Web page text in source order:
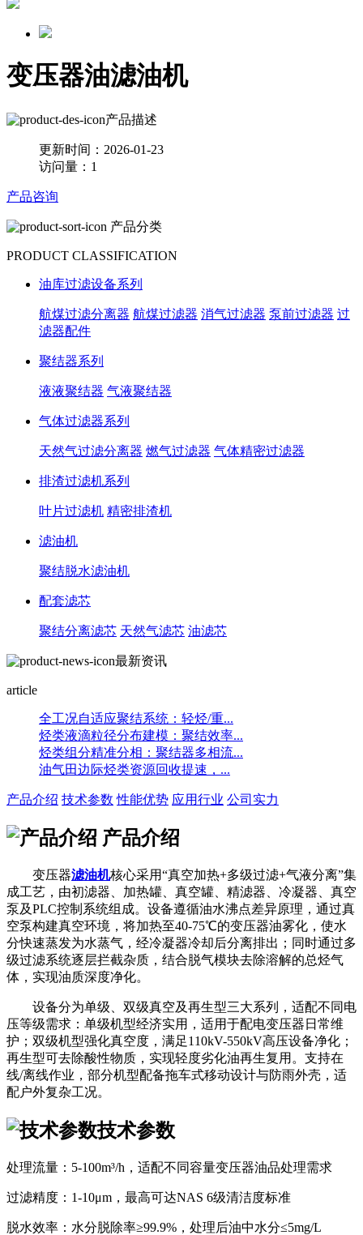
变压器油滤油机
产品描述
更新时间：2026-01-23
访问量：1
产品咨询
产品分类
PRODUCT CLASSIFICATION
油库过滤设备系列
航煤过滤分离器 航煤过滤器 消气过滤器 泵前过滤器 过
滤器配件
聚结器系列
液液聚结器 气液聚结器
气体过滤器系列
天然气过滤分离器 燃气过滤器 气体精密过滤器
排渣过滤机系列
叶片过滤机 精密排渣机
滤油机
聚结脱水滤油机
配套滤芯
聚结分离滤芯 天然气滤芯 油滤芯
最新资讯
article
全工况自适应聚结系统：轻烃/重...
烃类液滴粒径分布建模：聚结效率...
烃类组分精准分相：聚结器多相流...
油气田边际烃类资源回收提速，...
产品介绍 技术参数 性能优势 应用行业 公司实力
产品介绍
变压器滤油机核心采用“真空加热+多级过滤+气液分离”集
成工艺，由初滤器、加热罐、真空罐、精滤器、冷凝器、真空
泵及PLC控制系统组成。设备遵循油水沸点差异原理，通过真
空泵构建真空环境，将加热至40-75℃的变压器油雾化，使水
分快速蒸发为水蒸气，经冷凝器冷却后分离排出；同时通过多
级过滤系统逐层拦截杂质，结合脱气模块去除溶解的总烃气
体，实现油质深度净化。
设备分为单级、双级真空及再生型三大系列，适配不同电
压等级需求：单级机型经济实用，适用于配电变压器日常维
护；双级机型强化真空度，满足110kV-550kV高压设备净化；
再生型可去除酸性物质，实现轻度劣化油再生复用。支持在
线/离线作业，部分机型配备拖车式移动设计与防雨外壳，适
配户外复杂工况。
技术参数
处理流量：5-100m³/h，适配不同容量变压器油品处理需求
过滤精度：1-10μm，最高可达NAS 6级清洁度标准
脱水效率：水分脱除率≥99.9%，处理后油中水分≤5mg/L